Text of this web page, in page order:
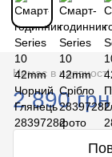
Немає в наявності
2 890 грн